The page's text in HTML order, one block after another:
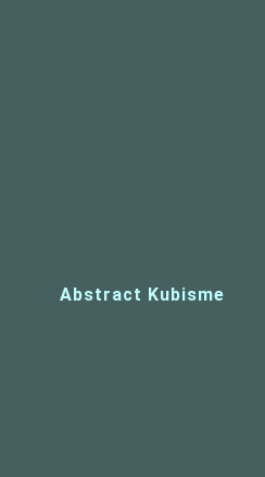
Abstract Kubisme